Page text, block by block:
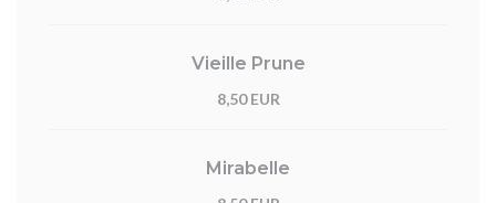
Vieille Prune
8,50 EUR
Mirabelle